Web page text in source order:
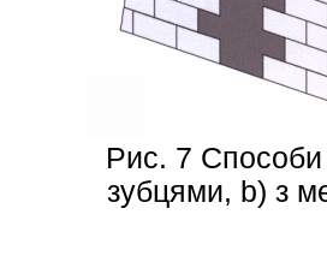
Рис. 7 Способи
зубцями, b) з